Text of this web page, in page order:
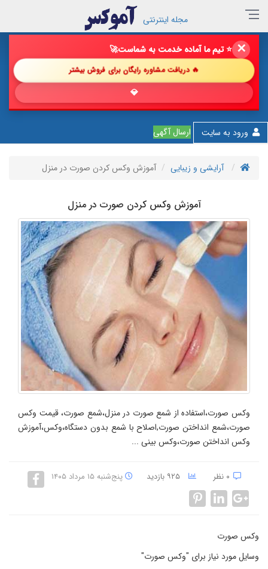
✕ 🔥 فروش خود را با ما چند برابر کن!🚀
🔥 دریافت مشاوره رایگان برای فروش بیشتر
💎 پیشنهاد
ورود به سایت ارسال آگهی
مجله اینترنتی
آرایشی و زیبایی آموزش وکس کردن صورت در منزل
آموزش وکس کردن صورت در منزل
وکس صورت،استفاده از شمع صورت در منزل،شمع صورت، قیمت وکس
صورت،شمع انداختن صورت,اصلاح با شمع بدون دستگاه،وکس،آموزش
وکس انداختن صورت،وکس بینی ...
پنج‌شنبه ۱۵ مرداد ۱۴۰۵
وکس صورت
وسایل مورد نیاز برای "وکس صورت"